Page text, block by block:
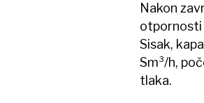
Nakon
otpornosti
Sisak,
Sm³/h,
tlaka.